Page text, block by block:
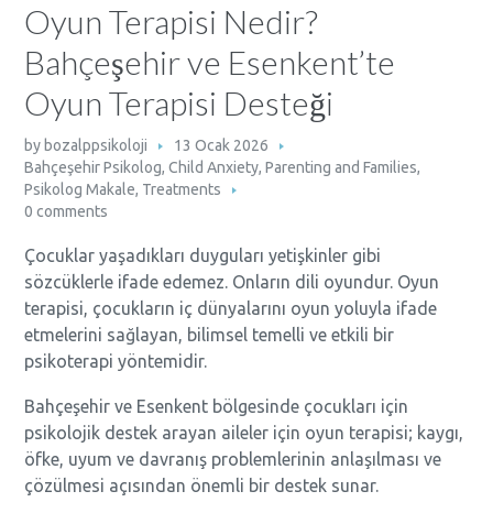
Oyun Terapisi Nedir?
Bahçeşehir ve Esenkent’te
Oyun Terapisi Desteği
by bozalppsikoloji
13 Ocak 2026
Bahçeşehir Psikolog,Child Anxiety,Parenting and Families,
Psikolog Makale, Treatments
0 comments
Çocuklar yaşadıkları duyguları yetişkinler gibi
sözcüklerle ifade edemez. Onların dili oyundur. Oyun
terapisi, çocukların iç dünyalarını oyun yoluyla ifade
etmelerini sağlayan, bilimsel temelli ve etkili bir
psikoterapi yöntemidir.
Bahçeşehir ve Esenkent bölgesinde çocukları için
psikolojik destek arayan aileler için oyun terapisi; kaygı,
öfke, uyum ve davranış problemlerinin anlaşılması ve
çözülmesi açısından önemli bir destek sunar.